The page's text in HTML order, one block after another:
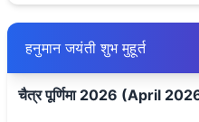
हनुमान जयंती शुभ मुहूर्त
चैत्र पूर्णिमा 2026 (April